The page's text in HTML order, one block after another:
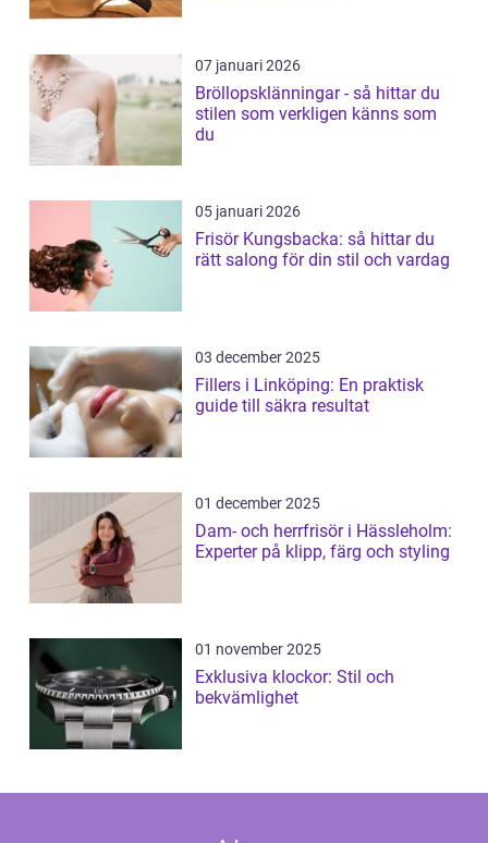
07 januari 2026
Bröllopsklänningar - så hittar du
stilen som verkligen känns som
du
05 januari 2026
Frisör Kungsbacka: så hittar du
rätt salong för din stil och vardag
03 december 2025
Fillers i Linköping: En praktisk
guide till säkra resultat
01 december 2025
Dam- och herrfrisör i Hässleholm:
Experter på klipp, färg och styling
01 november 2025
Exklusiva klockor: Stil och
bekvämlighet